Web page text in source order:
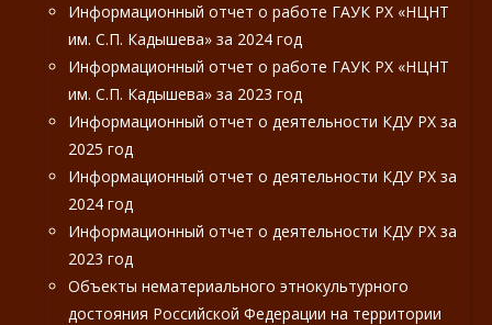
Информационный отчет о работе ГАУК РХ «НЦНТ
им. С.П. Кадышева» за 2024 год
Информационный отчет о работе ГАУК РХ «НЦНТ
им. С.П. Кадышева» за 2023 год
Информационный отчет о деятельности КДУ РХ за
2025 год
Информационный отчет о деятельности КДУ РХ за
2024 год
Информационный отчет о деятельности КДУ РХ за
2023 год
Объекты нематериального этнокультурного
достояния Российской Федерации на территории